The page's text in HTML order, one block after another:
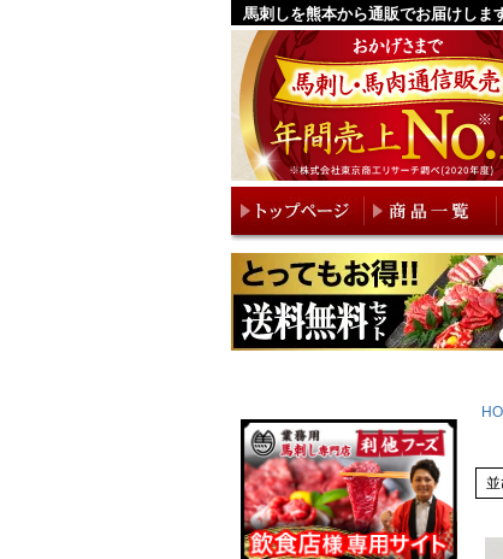
馬刺しを熊本から通販でお届けしま
並